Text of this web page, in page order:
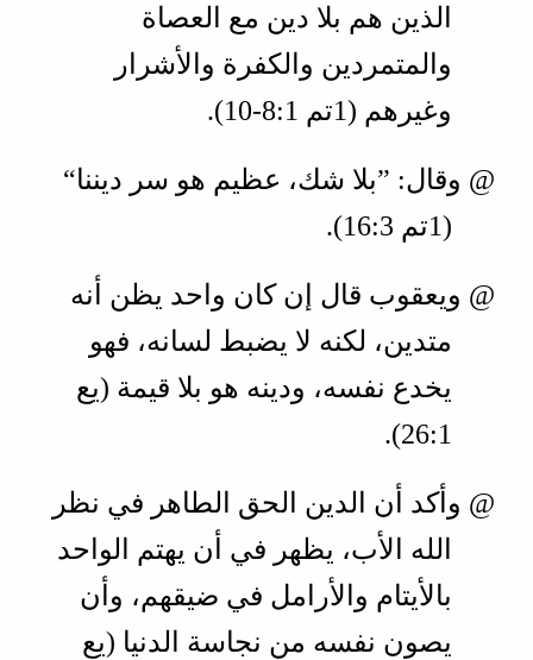
الذين هم بلا دين مع العصاة
والمتمردين والكفرة والأشرار
وغيرهم (1تم 1‏:8‏-10 ).
@ وقال: ”بلا شك، عظيم هو سر ديننا“
(1تم 3‏:16 ).
@ ويعقوب قال إن كان واحد يظن أنه
متدين، لكنه لا يضبط لسانه، فهو
يخدع نفسه، ودينه هو بلا قيمة (يع
1‏:26
).
@ وأكد أن الدين الحق الطاهر في نظر
الله الأب، يظهر في أن يهتم الواحد
بالأيتام والأرامل في ضيقهم، وأن
يصون نفسه من نجاسة الدنيا (يع